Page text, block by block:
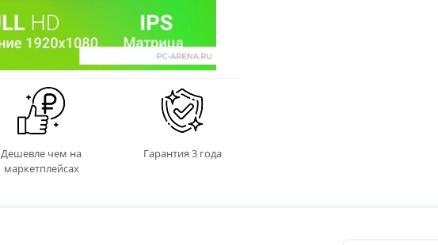
Дешевле чем на
маркетплейсах
Гарантия 3 года